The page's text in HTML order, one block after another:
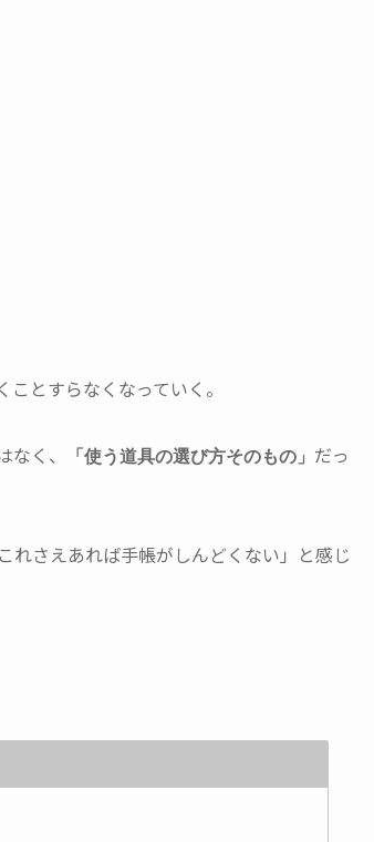
とすらなくなっていく。
く、 「使う道具の選び方そのもの」 だっ
れさえあれば手帳がしんどくない」と感じ